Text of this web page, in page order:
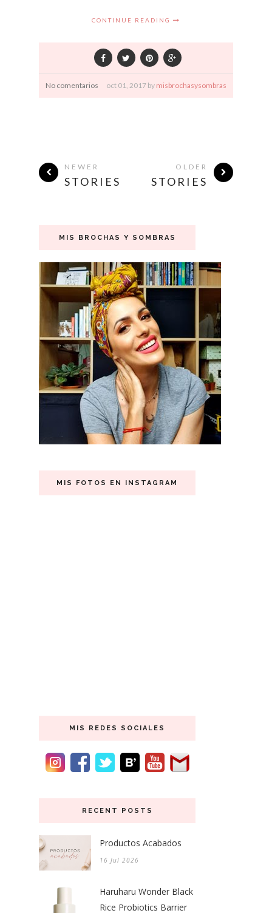
CONTINUE READING
No comentarios oct 01, 2017 by misbrochasysombras
NEWER
STORIES
OLDER
STORIES
MIS BROCHAS Y SOMBRAS
MIS FOTOS EN INSTAGRAM
MIS REDES SOCIALES
RECENT POSTS
Productos Acabados
16 Jul 2026
Haruharu Wonder Black
Rice Probiotics Barrier